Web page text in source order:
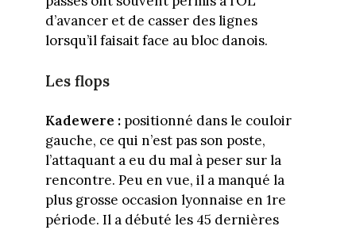
d’avancer et de casser des lignes
lorsqu’il faisait face au bloc danois.
Les flops
Kadewere :positionné dans le couloir
gauche, ce qui n’est pas son poste,
l’attaquant a eu du mal à peser sur la
rencontre. Peu en vue, il a manqué la
plus grosse occasion lyonnaise en 1re
période. Il a débuté les 45 dernières